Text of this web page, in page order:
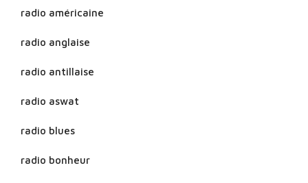
radio américaine
radio anglaise
radio antillaise
radio aswat
radio blues
radio bonheur